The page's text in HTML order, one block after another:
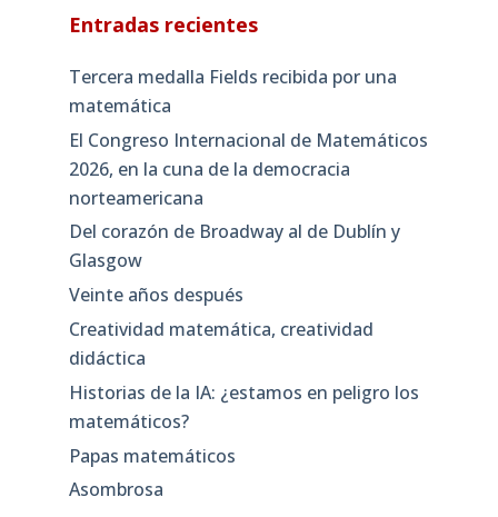
Entradas recientes
Tercera medalla Fields recibida por una
matemática
El Congreso Internacional de Matemáticos
2026, en la cuna de la democracia
norteamericana
Del corazón de Broadway al de Dublín y
Glasgow
Veinte años después
Creatividad matemática, creatividad
didáctica
Historias de la IA: ¿estamos en peligro los
matemáticos?
Papas matemáticos
Asombrosa